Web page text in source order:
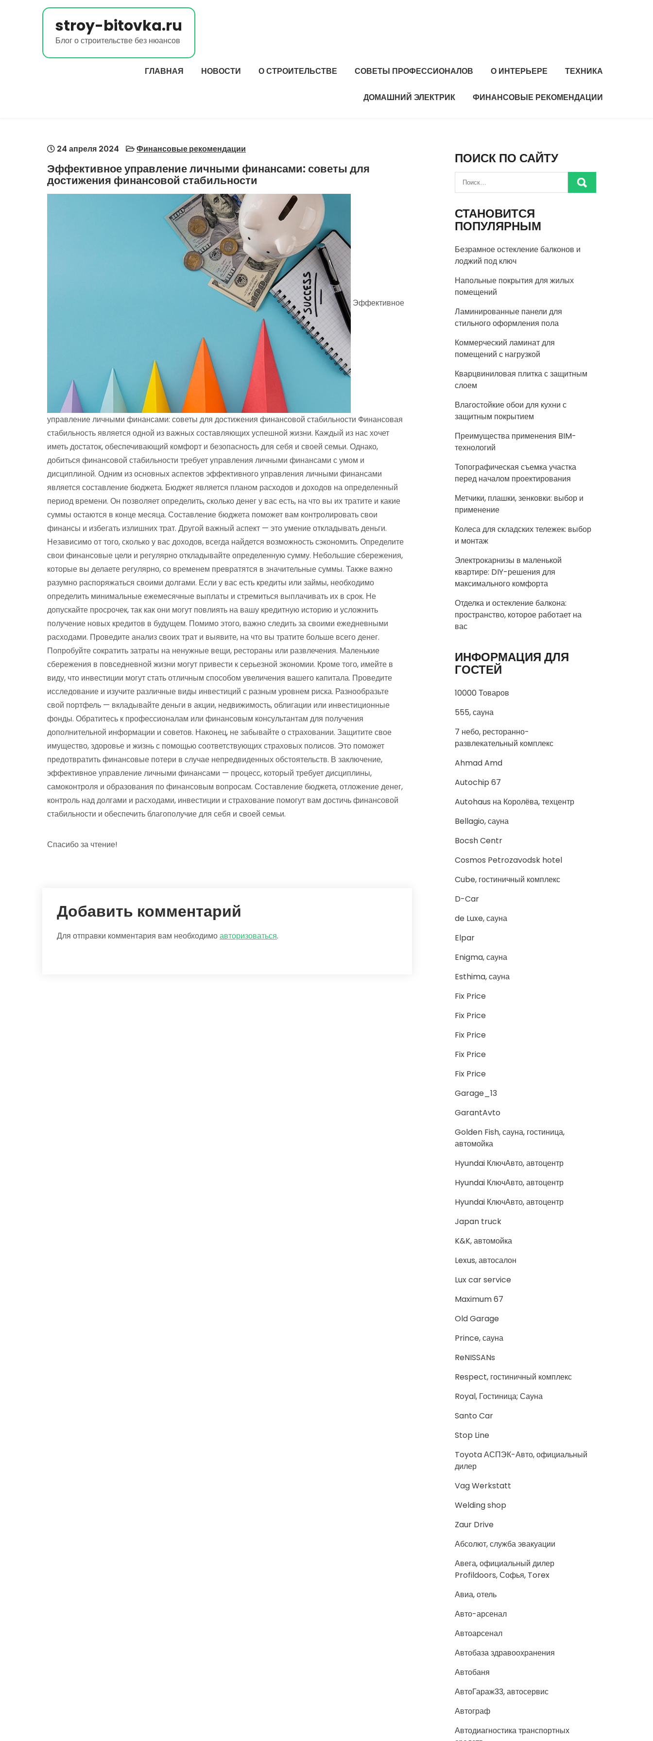
stroy-bitovka.ru
Блог о строительстве без нюансов
ГЛАВНАЯ НОВОСТИ О СТРОИТЕЛЬСТВЕ СОВЕТЫ ПРОФЕССИОНАЛОВ О ИНТЕРЬЕРЕ ТЕХНИКА
ДОМАШНИЙ ЭЛЕКТРИК ФИНАНСОВЫЕ РЕКОМЕНДАЦИИ
24 апреля 2024 Финансовые рекомендации
Эффективное управление личными финансами: советы для
достижения финансовой стабильности
Эффективное
управление личными финансами: советы для достижения финансовой стабильности Финансовая
стабильность является одной из важных составляющих успешной жизни. Каждый из нас хочет
иметь достаток, обеспечивающий комфорт и безопасность для себя и своей семьи. Однако,
добиться финансовой стабильности требует управления личными финансами с умом и
дисциплиной. Одним из основных аспектов эффективного управления личными финансами
является составление бюджета. Бюджет является планом расходов и доходов на определенный
период времени. Он позволяет определить, сколько денег у вас есть, на что вы их тратите и какие
суммы остаются в конце месяца. Составление бюджета поможет вам контролировать свои
финансы и избегать излишних трат. Другой важный аспект — это умение откладывать деньги.
Независимо от того, сколько у вас доходов, всегда найдется возможность сэкономить. Определите
свои финансовые цели и регулярно откладывайте определенную сумму. Небольшие сбережения,
которые вы делаете регулярно, со временем превратятся в значительные суммы. Также важно
разумно распоряжаться своими долгами. Если у вас есть кредиты или займы, необходимо
определить минимальные ежемесячные выплаты и стремиться выплачивать их в срок. Не
допускайте просрочек, так как они могут повлиять на вашу кредитную историю и усложнить
получение новых кредитов в будущем. Помимо этого, важно следить за своими ежедневными
расходами. Проведите анализ своих трат и выявите, на что вы тратите больше всего денег.
Попробуйте сократить затраты на ненужные вещи, рестораны или развлечения. Маленькие
сбережения в повседневной жизни могут привести к серьезной экономии. Кроме того, имейте в
виду, что инвестиции могут стать отличным способом увеличения вашего капитала. Проведите
исследование и изучите различные виды инвестиций с разным уровнем риска. Разнообразьте
свой портфель — вкладывайте деньги в акции, недвижимость, облигации или инвестиционные
фонды. Обратитесь к профессионалам или финансовым консультантам для получения
дополнительной информации и советов. Наконец, не забывайте о страховании. Защитите свое
имущество, здоровье и жизнь с помощью соответствующих страховых полисов. Это поможет
предотвратить финансовые потери в случае непредвиденных обстоятельств. В заключение,
эффективное управление личными финансами — процесс, который требует дисциплины,
самоконтроля и образования по финансовым вопросам. Составление бюджета, отложение денег,
контроль над долгами и расходами, инвестиции и страхование помогут вам достичь финансовой
стабильности и обеспечить благополучие для себя и своей семьи.
Спасибо за чтение!
Добавить комментарий
Для отправки комментария вам необходимоавторизоваться.
ПОИСК ПО САЙТУ
СТАНОВИТСЯ
ПОПУЛЯРНЫМ
Безрамное остекление балконов и
лоджий под ключ
Напольные покрытия для жилых
помещений
Ламинированные панели для
стильного оформления пола
Коммерческий ламинат для
помещений с нагрузкой
Кварцвиниловая плитка с защитным
слоем
Влагостойкие обои для кухни с
защитным покрытием
Преимущества применения BIM-
технологий
Топографическая съемка участка
перед началом проектирования
Метчики, плашки, зенковки: выбор и
применение
Колеса для складских тележек: выбор
и монтаж
Электрокарнизы в маленькой
квартире: DIY-решения для
максимального комфорта
Отделка и остекление балкона:
пространство, которое работает на
вас
ИНФОРМАЦИЯ ДЛЯ
ГОСТЕЙ
10000 Товаров
555, сауна
7 небо, ресторанно-
развлекательный комплекс
Ahmad Amd
Autochip 67
Autohaus на Королёва, техцентр
Bellagio, сауна
Bocsh Centr
Cosmos Petrozavodsk hotel
Cube, гостиничный комплекс
D-Car
de Luxe, сауна
Elpar
Enigma, сауна
Esthima, сауна
Fix Price
Fix Price
Fix Price
Fix Price
Fix Price
Garage_13
GarantAvto
Golden Fish, сауна, гостиница,
автомойка
Hyundai КлючАвто, автоцентр
Hyundai КлючАвто, автоцентр
Hyundai КлючАвто, автоцентр
Japan truck
K&K, автомойка
Lexus, автосалон
Lux car service
Maximum 67
Old Garage
Prince, сауна
ReNISSANs
Respect, гостиничный комплекс
Royal, Гостиница; Сауна
Santo Car
Stop Line
Toyota АСПЭК-Авто, официальный
дилер
Vag Werkstatt
Welding shop
Zaur Drive
Абсолют, служба эвакуации
Авега, официальный дилер
Profildoors, Софья, Torex
Авиа, отель
Авто-арсенал
Автоарсенал
Автобаза здравоохранения
Автобаня
АвтоГараж33, автосервис
Автограф
Автодиагностика транспортных